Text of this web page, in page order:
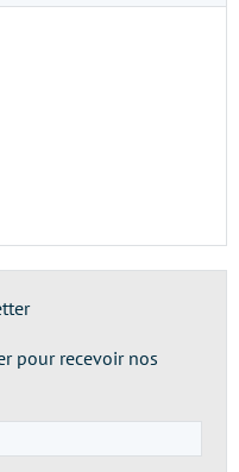
pour recevoir nos